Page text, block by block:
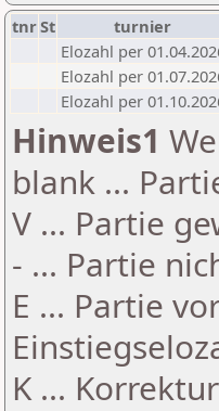
tnrSt turnier
Elozahl per
Elozahl per
Elozahl per
Hinweis1
blank ...
V ... Partie
- ... Partie
E ... Partie
K ...